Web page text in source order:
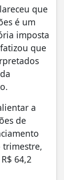
que
é um
imposta
que
a
de
64,2